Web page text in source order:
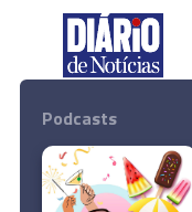
Podcasts